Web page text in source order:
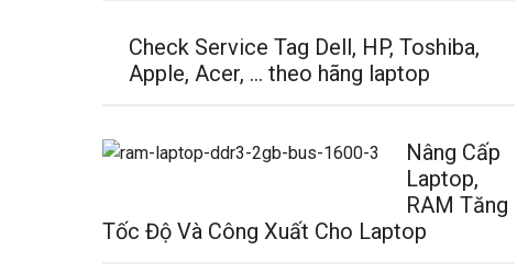
Check Service Tag Dell, HP, Toshiba,
Apple, Acer, … theo hãng laptop
Nâng Cấp
Laptop,
RAM Tăng
Tốc Độ Và Công Xuất Cho Laptop